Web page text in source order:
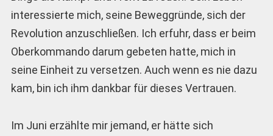
interessierte mich, seine Beweggründe, sich der
Revolution anzuschließen. Ich erfuhr, dass er beim
Oberkommando darum gebeten hatte, mich in
seine Einheit zu versetzen. Auch wenn es nie dazu
kam, bin ich ihm dankbar für dieses Vertrauen.
Im Juni erzählte mir jemand, er hätte sich